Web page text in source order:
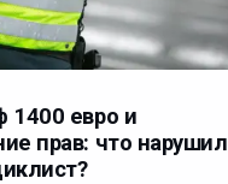
1400 евро и
прав: что нарушил